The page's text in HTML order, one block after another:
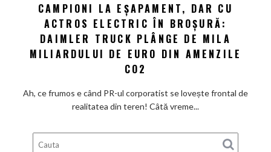
de
repede.
De
ce
Campioni
la
eșapament,
cu
Truck
CAMPIONI LA EȘAPAMENT, DAR CU
ACTROS ELECTRIC ÎN BROȘURĂ:
DAIMLER TRUCK PLÂNGE DE MILA
MILIARDULUI DE EURO DIN AMENZILE
CO2
Ah, ce frumos e când PR-ul corporatist se lovește frontal de
realitatea din teren! Câtă vreme...